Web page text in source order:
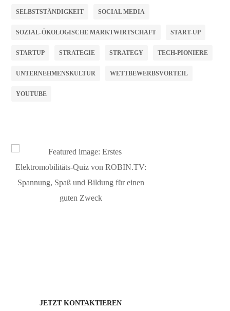
SELBSTSTÄNDIGKEIT SOCIAL MEDIA
SOZIAL-ÖKOLOGISCHE MARKTWIRTSCHAFT START-UP
STARTUP STRATEGIE STRATEGY TECH-PIONIERE
UNTERNEHMENSKULTUR WETTBEWERBSVORTEIL
YOUTUBE
JETZT KONTAKTIEREN